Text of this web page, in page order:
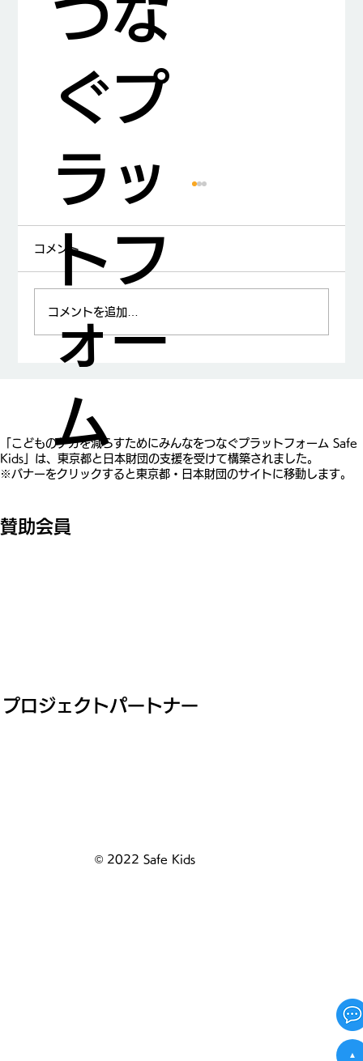
つな
ぐプ
ラッ
トフ
ォー
ム
山中龍宏先生が日本小児科学会賞を受賞
コメント
コメントを追加…
​「こどものケガを減らすためにみんなをつなぐプラットフォーム Safe
Kids」は、東京都と日本財団の支援を受けて構築されました。
※バナーをクリックすると東京都・日本財団のサイトに移動します。
賛助会員
プロジェクトパートナー
© 2022 Safe Kids
▲